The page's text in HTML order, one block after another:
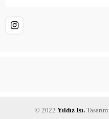
© 2022 Yıldız Isı. Tasarım